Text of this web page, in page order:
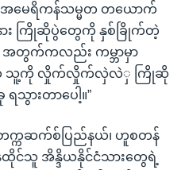
အမေရိကန်သမ္မတ တယောက်
း ကြိုဆိုပွဲတွေကို နှစ်ခြိုက်တဲ့
တွက်ကလည်း ကမ္ဘာမှာ
ခုက သူ့ကို လှိုက်လှိုက်လှဲလဲှ ကြိုဆို
သွားတာပေါ့။”
က္ကဆက်စ်ပြည်နယ်၊ ဟူစတန်
င်သူ အိန္ဒိယနိုင်ငံသားတွေရဲ့